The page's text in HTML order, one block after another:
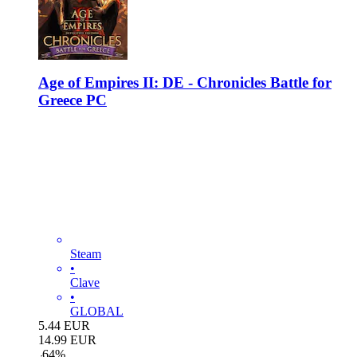
Age of Empires II: DE - Chronicles Battle for
Greece PC
Steam
•
Clave
•
GLOBAL
5.44 EUR
14.99 EUR